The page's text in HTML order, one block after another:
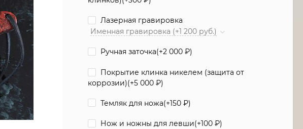
Лазерная гравировка
Именная гравировка (+1 200 руб.)
Ручная заточка(+2 000₽)
Покрытие клинка никелем (защита от
коррозии)(+5 000₽)
Темляк для ножа(+150₽)
Нож и ножны для левши(+100₽)